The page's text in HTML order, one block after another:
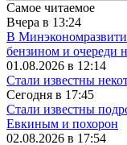
Самое читаемое
Вчера в 13:24
В
бензином и очереди
01.08.2026 в 12:14
Стали известны
Сегодня в 17:45
Стали известны
Евкиным и похорон
02.08.2026 в 17:54